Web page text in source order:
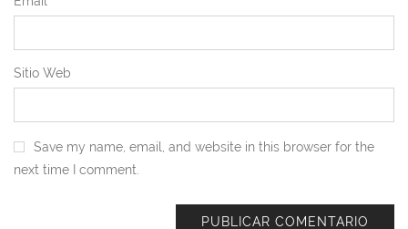
Sitio Web
Save my name, email, and website in this browser for the
next time I comment.